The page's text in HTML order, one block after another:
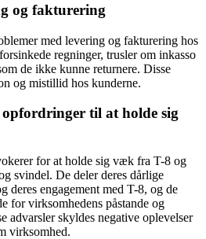
og fakturering
med levering og fakturering hos
regninger, trusler om inkasso
de ikke kunne returnere. Disse
og mistillid hos kunderne.
opfordringer til at holde sig
for at holde sig væk fra T-8 og
svindel. De deler deres dårlige
deres engagement med T-8, og de
for virksomhedens påstande og
advarsler skyldes negative oplevelser
virksomhed.